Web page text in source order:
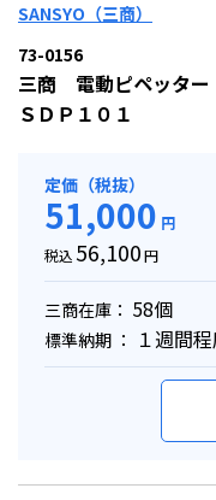
SANSYO（三商）
73-0156
三商 電動ピペッター
ＳＤＰ１０１
定価（税抜）
51,000 円
税込 56,100円
三商在庫： 58個
標準納期 ： １週間